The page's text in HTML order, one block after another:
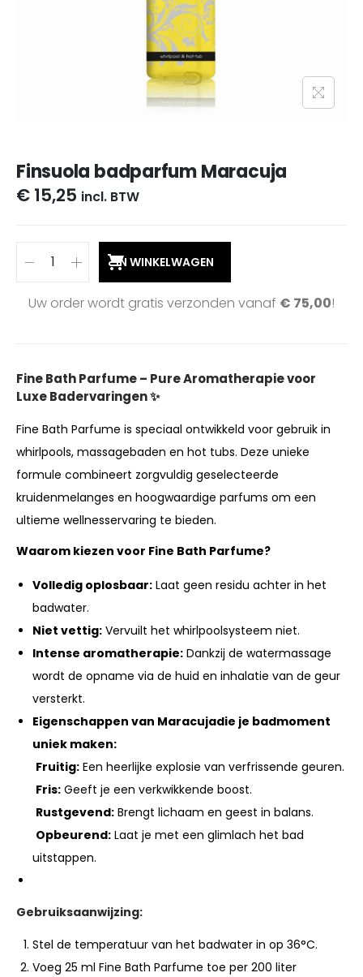
Finsuola badparfum Maracuja
€ 15,25 incl. BTW
IN WINKELWAGEN
Uw order wordt gratis verzonden vanaf € 75,00!
Fine Bath Parfume – Pure Aromatherapie voor
Luxe Badervaringen ✨
Fine Bath Parfume is speciaal ontwikkeld voor gebruik in
whirlpools, massagebaden en hot tubs. Deze unieke
formule combineert zorgvuldig geselecteerde
kruidenmelanges en hoogwaardige parfums om een
ultieme wellnesservaring te bieden.
Waarom kiezen voor Fine Bath Parfume?
Volledig oplosbaar: Laat geen residu achter in het
badwater.
Niet vettig: Vervuilt het whirlpoolsysteem niet.
Intense aromatherapie: Dankzij de watermassage
wordt de opname via de huid en inhalatie van de geur
versterkt.
Eigenschappen van Maracujadie je badmoment
uniek maken:
Fruitig: Een heerlijke explosie van verfrissende geuren.
Fris: Geeft je een verkwikkende boost.
Rustgevend: Brengt lichaam en geest in balans.
Opbeurend: Laat je met een glimlach het bad
uitstappen.
Gebruiksaanwijzing:
Stel de temperatuur van het badwater in op 36°C.
Voeg 25 ml Fine Bath Parfume toe per 200 liter